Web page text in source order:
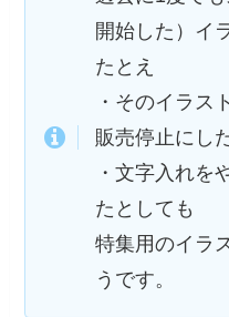
開始した）イ
たとえ
・そのイラス
販売停止にし
・文字入れを
たとしても
特集用のイラ
うです。